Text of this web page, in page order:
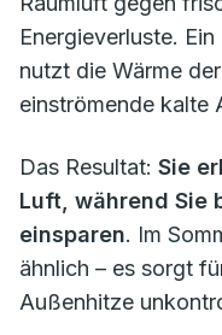
Energieverluste.
nutzt die Wärme
einströmende kalte
Das Resultat: Sie
Luft, während Sie
einsparen. Im
ähnlich – es sorgt
Außenhitze